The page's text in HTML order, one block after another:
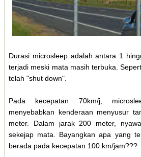
Durasi microsleep adalah antara 1
terjadi meski mata masih terbuka.
telah "shut down".
Pada kecepatan 70km/j,
menyebabkan kenderaan menyusur
meter. Dalam jarak 200 meter,
sekejap mata. Bayangkan apa yang
berada pada kecepatan 100 km/jam???